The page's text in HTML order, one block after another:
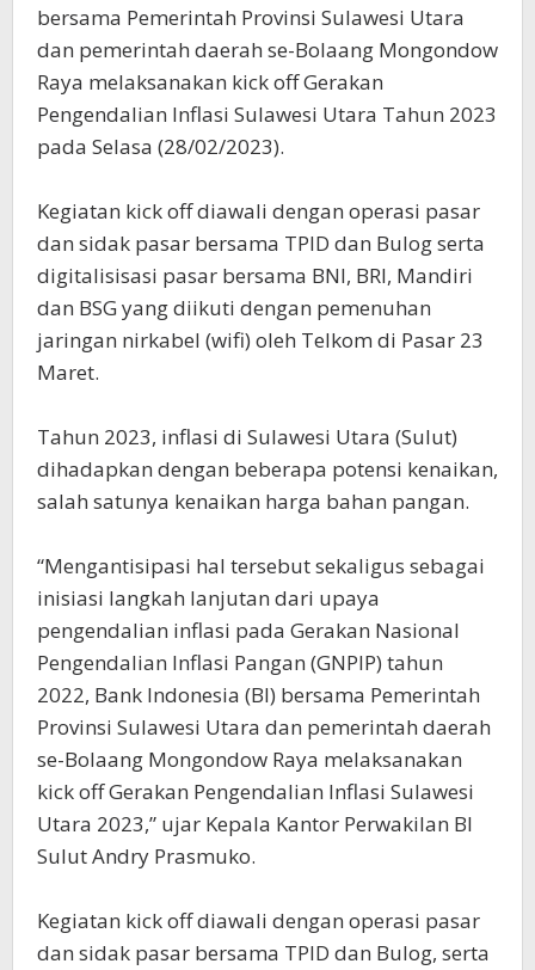
bersama Pemerintah Provinsi Sulawesi Utara
dan pemerintah daerah se-Bolaang Mongondow
Raya melaksanakan kick off Gerakan
Pengendalian Inflasi Sulawesi Utara Tahun 2023
pada Selasa (28/02/2023).
Kegiatan kick off diawali dengan operasi pasar
dan sidak pasar bersama TPID dan Bulog serta
digitalisisasi pasar bersama BNI, BRI, Mandiri
dan BSG yang diikuti dengan pemenuhan
jaringan nirkabel (wifi) oleh Telkom di Pasar 23
Maret.
Tahun 2023, inflasi di Sulawesi Utara (Sulut)
dihadapkan dengan beberapa potensi kenaikan,
salah satunya kenaikan harga bahan pangan.
“Mengantisipasi hal tersebut sekaligus sebagai
inisiasi langkah lanjutan dari upaya
pengendalian inflasi pada Gerakan Nasional
Pengendalian Inflasi Pangan (GNPIP) tahun
2022, Bank Indonesia (BI) bersama Pemerintah
Provinsi Sulawesi Utara dan pemerintah daerah
se-Bolaang Mongondow Raya melaksanakan
kick off Gerakan Pengendalian Inflasi Sulawesi
Utara 2023,” ujar Kepala Kantor Perwakilan BI
Sulut Andry Prasmuko.
Kegiatan kick off diawali dengan operasi pasar
dan sidak pasar bersama TPID dan Bulog, serta